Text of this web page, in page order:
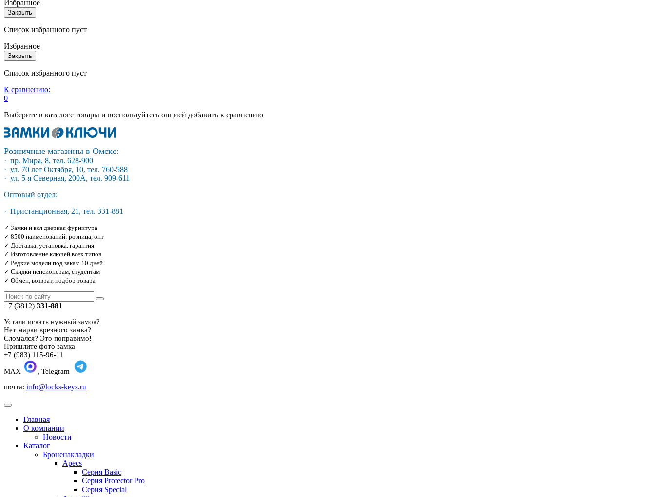
Избранное
Закрыть
Список избранного пуст
Избранное
Закрыть
Список избранного пуст
К сравнению:
0
Выберите в каталоге товары и воспользуйтесь опцией добавить к сравнению
Розничные магазины в Омске:
· пр. Мира, 8, тел. 628-900
· ул. 70 лет Октября, 10, тел. 760-588
· ул. 5-я Северная, 200А, тел. 909-611
Оптовый отдел:
· Пристанционная, 21, тел. 331-881
✓ Замки и вся дверная фурнитура
✓ 8500 наименований: розница, опт
✓ Доставка, установка, гарантия
✓ Изготовление ключей всех типов
✓ Редкие модели под заказ: 10 дней
✓ Скидки пенсионерам, студентам
✓ Обмен, возврат, подбор товара
+7 (3812) 331-881
Устали искать нужный замок?
Нет марки врезного замка?
Сломался? Это поправимо!
Пришлите фото замка
+7 (983) 115-96-11
MAX
, Telegram
почта: info@locks-keys.ru
Главная
О компании
Новости
Каталог
Броненакладки
Apecs
Серия Basic
Серия Protector Pro
Серия Special